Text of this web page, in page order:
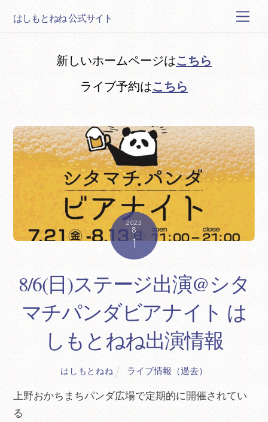
はしもとねね 公式サイト
新しいホームページはこちら
ライブ予約はこちら
2023
8
1
8/6(日)ステージ出演@シタ
マチパンダビアナイト は
しもとねね出演情報
はしもとねね ライブ情報（過去）
上野おかちまちパンダ広場で定期的に開催されてい
る